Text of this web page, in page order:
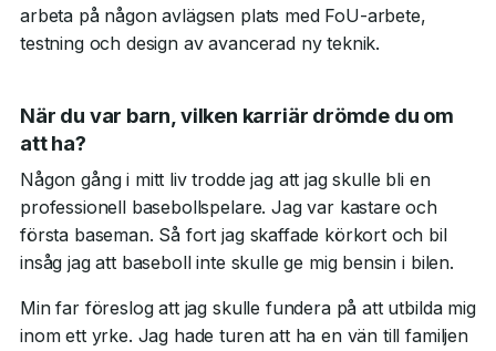
arbeta på någon avlägsen plats med FoU-arbete,
testning och design av avancerad ny teknik.
När du var barn, vilken karriär drömde du om
att ha?
Någon gång i mitt liv trodde jag att jag skulle bli en
professionell basebollspelare. Jag var kastare och
första baseman. Så fort jag skaffade körkort och bil
insåg jag att baseboll inte skulle ge mig bensin i bilen.
Min far föreslog att jag skulle fundera på att utbilda mig
inom ett yrke. Jag hade turen att ha en vän till familjen